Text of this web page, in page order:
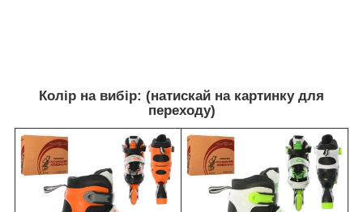
Колір на вибір: (натискай на картинку для
переходу)